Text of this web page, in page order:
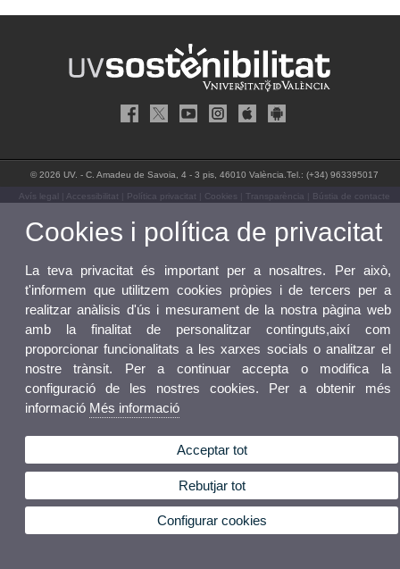
© 2026 UV. - C. Amadeu de Savoia, 4 - 3 pis, 46010 València.Tel.: (+34) 963395017
Avís legal Accessibilitat Política privacitat Cookies Transparència Bústia de contacte
Cookies i política de privacitat
La teva privacitat és important per a nosaltres. Per això,
t'informem que utilitzem cookies pròpies i de tercers per a
realitzar anàlisis d'ús i mesurament de la nostra pàgina web
amb la finalitat de personalitzar continguts,així com
proporcionar funcionalitats a les xarxes socials o analitzar el
nostre trànsit. Per a continuar accepta o modifica la
configuració de les nostres cookies. Per a obtenir més
informació Més informació
Acceptar tot
Rebutjar tot
Configurar cookies